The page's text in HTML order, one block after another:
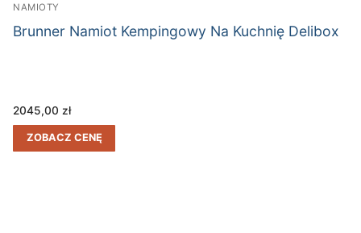
NAMIOTY
Brunner Namiot Kempingowy Na Kuchnię Delibox
2045,00 zł
ZOBACZ CENĘ